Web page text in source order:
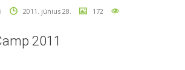
2011. június 28.
172
2011